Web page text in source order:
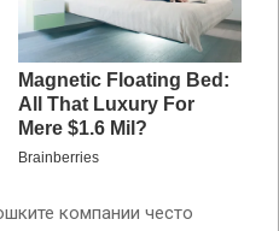
компании често